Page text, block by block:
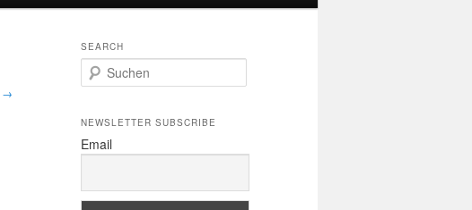
→
SEARCH
u
h
n
NEWSLETTER SUBSCRIBE
Email